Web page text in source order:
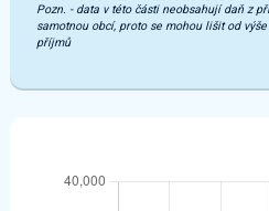
Pozn. - data v této části neobsahují daň z
samotnou obcí, proto se mohou lišit od
příjmů